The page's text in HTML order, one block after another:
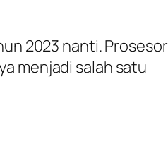
2023 nanti. Prosesor
menjadi salah satu